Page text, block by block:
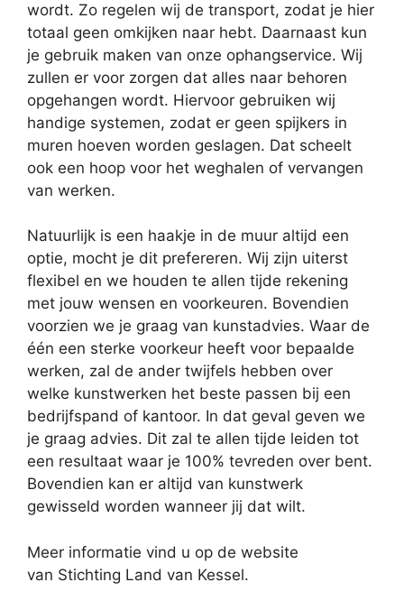
wordt. Zo regelen wij de transport, zodat je hier
totaal geen omkijken naar hebt. Daarnaast kun
je gebruik maken van onze ophangservice. Wij
zullen er voor zorgen dat alles naar behoren
opgehangen wordt. Hiervoor gebruiken wij
handige systemen, zodat er geen spijkers in
muren hoeven worden geslagen. Dat scheelt
ook een hoop voor het weghalen of vervangen
van werken.
Natuurlijk is een haakje in de muur altijd een
optie, mocht je dit prefereren. Wij zijn uiterst
flexibel en we houden te allen tijde rekening
met jouw wensen en voorkeuren. Bovendien
voorzien we je graag van kunstadvies. Waar de
één een sterke voorkeur heeft voor bepaalde
werken, zal de ander twijfels hebben over
welke kunstwerken het beste passen bij een
bedrijfspand of kantoor. In dat geval geven we
je graag advies. Dit zal te allen tijde leiden tot
een resultaat waar je 100% tevreden over bent.
Bovendien kan er altijd van kunstwerk
gewisseld worden wanneer jij dat wilt.
Meer informatie vind u op de website
van Stichting Land van Kessel.